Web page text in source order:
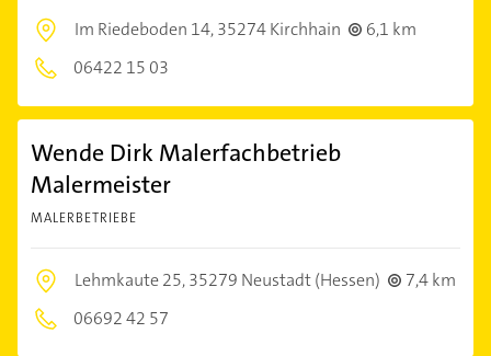
Im Riedeboden 14,35274 Kirchhain
6,1 km
06422 15 03
Wende Dirk Malerfachbetrieb
Malermeister
MALERBETRIEBE
Lehmkaute 25,35279 Neustadt (Hessen)
7,4 km
06692 42 57